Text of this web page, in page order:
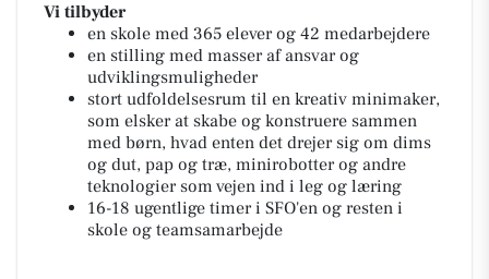
Vi tilbyder
en skole med 365 elever og 42 medarbejdere
en stilling med masser af ansvar og
udviklingsmuligheder
stort udfoldelsesrum til en kreativ minimaker,
som elsker at skabe og konstruere sammen
med børn, hvad enten det drejer sig om dims
og dut, pap og træ, minirobotter og andre
teknologier som vejen ind i leg og læring
16-18 ugentlige timer i SFO'en og resten i
skole og teamsamarbejde